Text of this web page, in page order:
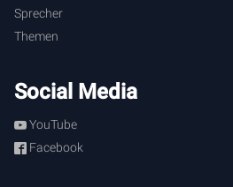
Sprecher
Themen
Social Media
YouTube
Facebook